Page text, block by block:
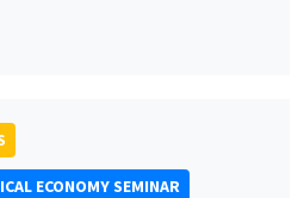
ECONOMY SEMINAR